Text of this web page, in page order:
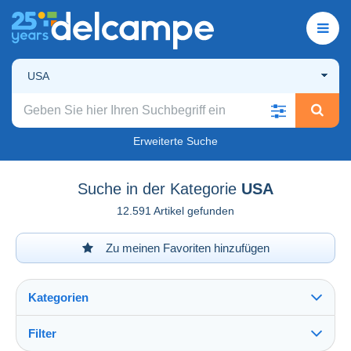
USA
Erweiterte Suche
Suche in der Kategorie USA
12.591 Artikel gefunden
Zu meinen Favoriten hinzufügen
Kategorien
Filter